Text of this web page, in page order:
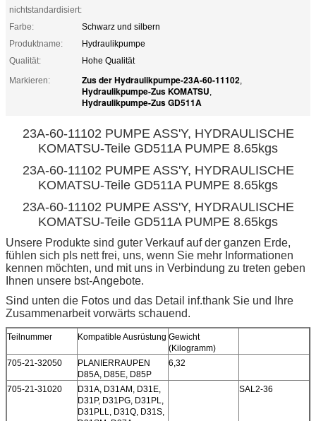
nichtstandardisiert:
Farbe:
Schwarz und silbern
Produktname:
Hydraulikpumpe
Qualität:
Hohe Qualität
Markieren:
Zus der Hydraulikpumpe-23A-60-11102,
Hydraulikpumpe-Zus KOMATSU,
Hydraulikpumpe-Zus GD511A
23A-60-11102 PUMPE ASS'Y, HYDRAULISCHE
KOMATSU-Teile GD511A PUMPE 8.65kgs
23A-60-11102 PUMPE ASS'Y, HYDRAULISCHE
KOMATSU-Teile GD511A PUMPE 8.65kgs
23A-60-11102 PUMPE ASS'Y, HYDRAULISCHE
KOMATSU-Teile GD511A PUMPE 8.65kgs
Unsere Produkte sind guter Verkauf auf der ganzen Erde,
fühlen sich pls nett frei, uns, wenn Sie mehr Informationen
kennen möchten, und mit uns in Verbindung zu treten geben
Ihnen unsere bst-Angebote.
Sind unten die Fotos und das Detail inf.thank Sie und Ihre
Zusammenarbeit vorwärts schauend.
Teilnummer Kompatible Ausrüstung Gewicht
(Kilogramm)
705-21-32050
PLANIERRAUPEN
D85A, D85E, D85P
6,32
705-21-31020
D31A, D31AM, D31E,
D31P, D31PG, D31PL,
D31PLL, D31Q, D31S,
SAL2-36